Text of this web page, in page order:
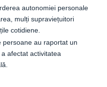
autonomiei personale
mulți supraviețuitori
cotidiene.
persoane au raportat un
afectat activitatea